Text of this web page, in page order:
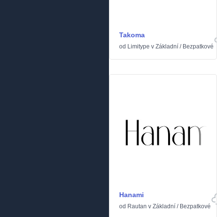
Takoma
od Limitype v Základní / Bezpatkové
Hanami
od Rautan v Základní / Bezpatkové